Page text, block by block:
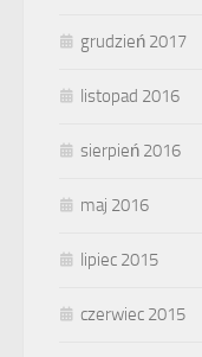
grudzień 2017
listopad 2016
sierpień 2016
maj 2016
lipiec 2015
czerwiec 2015